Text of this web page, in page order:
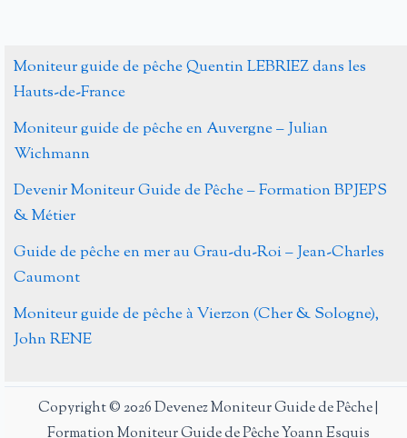
pêcheur
participe
la
protection
des
rivières
Moniteur guide de pêche Quentin LEBRIEZ dans les
Hauts-de-France
Moniteur guide de pêche en Auvergne – Julian
Wichmann
Devenir Moniteur Guide de Pêche – Formation BPJEPS
& Métier
Guide de pêche en mer au Grau-du-Roi – Jean-Charles
Caumont
Moniteur guide de pêche à Vierzon (Cher & Sologne),
John RENE
Copyright © 2026 Devenez Moniteur Guide de Pêche |